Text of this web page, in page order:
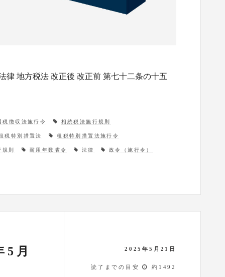
律 地方税法 改正後 改正前 第七十二条の十五
税徴収法施行令 相続税法施行規則
税特別措置法 租税特別措置法施行令
則 耐用年数省令 法律 政令（施行令）
月 2025年5月21日
読了までの目安 約1492